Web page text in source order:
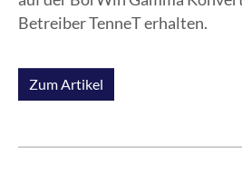
Betreiber TenneT erhalten.
Zum Artikel